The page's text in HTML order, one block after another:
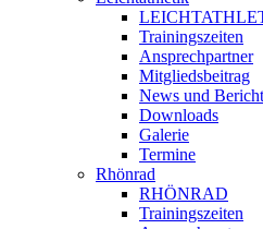
Trainingszeiten
Ansprechpartner
Mitgliedsbeitrag
News und
Downloads
Galerie
Termine
Rhönrad
RHÖNRAD
Trainingszeiten